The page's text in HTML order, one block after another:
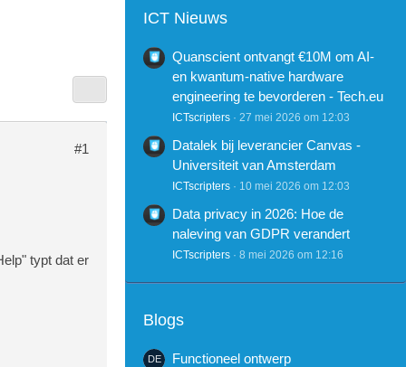
#1
typt dat er
ICT Nieuws
Quanscient ontvangt €10M om AI-
en kwantum-native hardware
engineering te bevorderen - Tech.eu
ICTscripters 27 mei 2026 om 12:03
Datalek bij leverancier Canvas -
Universiteit van Amsterdam
ICTscripters 10 mei 2026 om 12:03
Data privacy in 2026: Hoe de
naleving van GDPR verandert
ICTscripters 8 mei 2026 om 12:16
Blogs
Functioneel ontwerp